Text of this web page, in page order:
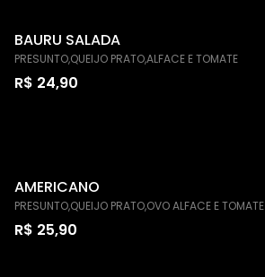
BAURU SALADA
PRESUNTO,QUEIJO PRATO,ALFACE E TOMATE
R$ 24,90
AMERICANO
PRESUNTO,QUEIJO PRATO,OVO ALFACE E TOMATE
R$ 25,90